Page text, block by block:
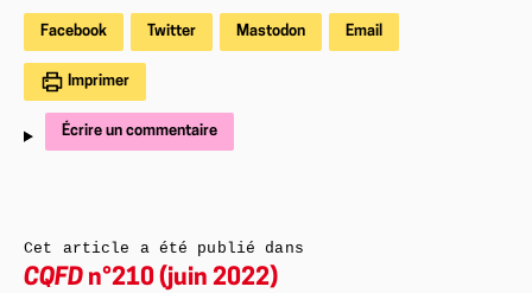
Facebook Twitter Mastodon Email
Imprimer
Écrire un commentaire
Cet article a été publié dans
CQFD n°210 (juin 2022)